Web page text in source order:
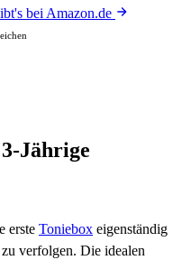
bei Amazon.de
Jährige
erste Toniebox eigenständig
verfolgen. Die idealen